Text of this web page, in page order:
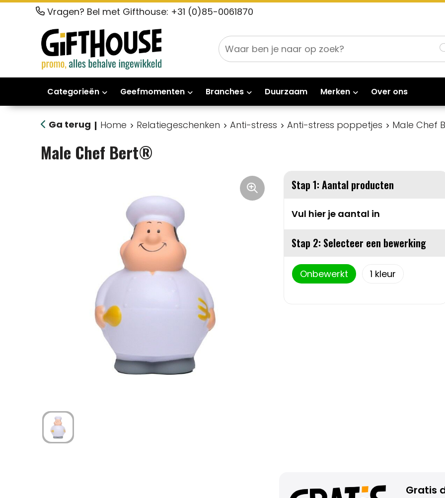
Vragen? Bel met Gifthouse: +31 (0)85-0061870
Categorieën Geefmomenten Branches Duurzaam Merken Over ons
Ga terug | Home Relatiegeschenken Anti-stress Anti-stress poppetjes Male Chef
Male Chef Bert®
Stap 1: Aantal producten
Vul hier je aantal in
Stap 2: Selecteer een bewerking
Onbewerkt 1
Gratis